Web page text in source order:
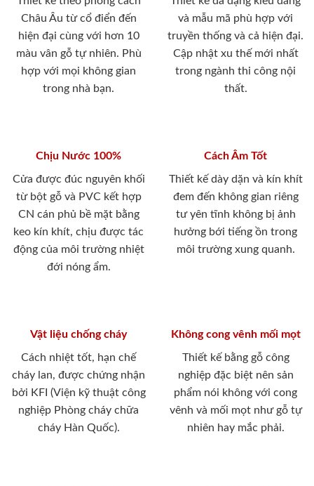
Châu Âu từ cổ điển đến
hiện đại cùng với hơn 10
màu vân gỗ tự nhiên. Phù
hợp với mọi không gian
trong nhà bạn.
và mẫu mã phù hợp với
truyền thống và cả hiện đại.
Cập nhật xu thế mới nhất
trong ngành thi công nội
thất.
Chịu Nước 100%
Cửa được đúc nguyên khối
từ bột gỗ và PVC kết hợp
CN cán phủ bề mặt bằng
keo kín khít, chịu được tác
động của môi trường nhiệt
đới nóng ẩm.
Cách Âm Tốt
Thiết kế dày dặn và kín khít
đem đến không gian riêng
tư yên tĩnh không bị ảnh
hưởng bới tiếng ồn trong
môi trường xung quanh.
Vật liệu chống cháy
Cách nhiệt tốt, hạn chế
cháy lan, được chứng nhận
bởi KFI (Viện kỹ thuật công
nghiệp Phòng cháy chữa
cháy Hàn Quốc).
Không cong vênh mối mọt
Thiết kế bằng gỗ công
nghiệp đặc biệt nên sản
phẩm nói không với cong
vênh và mối mọt như gỗ tự
nhiên hay mắc phải.